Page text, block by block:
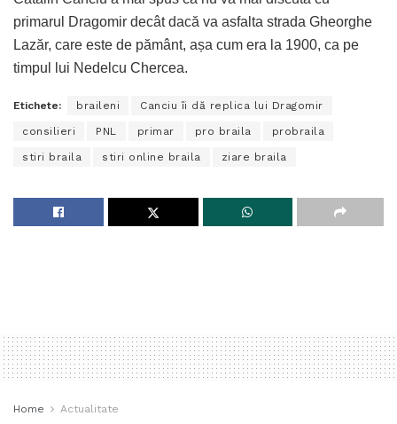
primarul Dragomir decât dacă va asfalta strada Gheorghe
Lazăr, care este de pământ, așa cum era la 1900, ca pe
timpul lui Nedelcu Chercea.
Etichete: braileni Canciu îi dă replica lui Dragomir
consilieri PNL primar pro braila probraila
stiri braila stiri online braila ziare braila
Home Actualitate